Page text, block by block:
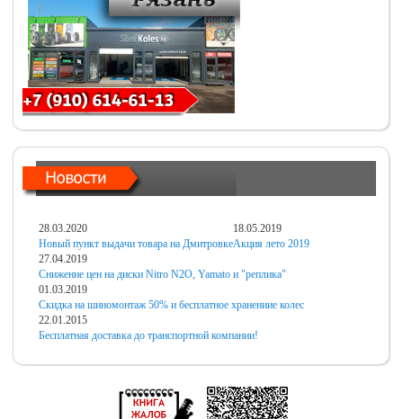
28.03.2020
Новый пункт выдачи товара на Дмитровке
18.05.2019
Акция лето 2019
27.04.2019
Снижение цен на диски Nitro N2O, Yamato и "реплика"
01.03.2019
Скидка на шиномонтаж 50% и бесплатное хранениие колес
22.01.2015
Бесплатная доставка до транспортной компании!